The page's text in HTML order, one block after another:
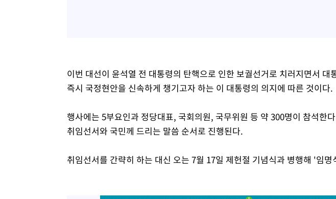
이번 대선이 윤석열 전 대통령의 탄핵으로 인한 보궐선거로 치러지면서 대
즉시 국정현안을 신속하게 챙기고자 하는 이 대통령의 의지에 따른 것이다.
행사에는 5부요인과 정당대표, 국회의원, 국무위원 등 약 300명이 참석한
취임선서와 국민께 드리는 말씀 순서로 진행된다.
취임선서를 간략히 하는 대신 오는 7월 17일 제헌절 기념식과 병행해 '임